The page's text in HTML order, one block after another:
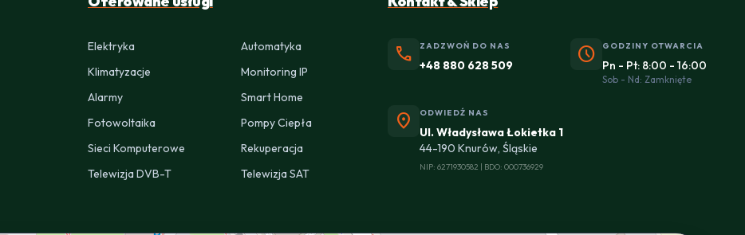
Elektryka
Automatyka
Klimatyzacje
Monitoring IP
Alarmy
Smart Home
Fotowoltaika
Pompy Ciepła
Sieci Komputerowe
Rekuperacja
Telewizja DVB-T
Telewizja SAT
phone ZADZWOŃ DO NAS
+48 880 628 509 schedule GODZINY OTWARCIA
Pn - Pt: 8:00 - 16:00
Sob - Nd: Zamknięte
location_on ODWIEDŹ NAS
Ul. Władysława Łokietka 1
44-190 Knurów, Śląskie
NIP: 6271930582 | BDO: 000736929